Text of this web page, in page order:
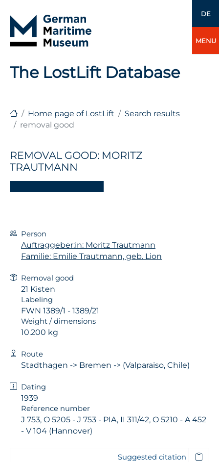
DE
MENU
The LostLift Database
Home page of LostLift
Search results
removal good
REMOVAL GOOD: MORITZ
TRAUTMANN
Person
Auftraggeber:in: Moritz Trautmann
Familie: Emilie Trautmann, geb. Lion
Removal good
21 Kisten
Labeling
FWN 1389/1 - 1389/21
Weight / dimensions
10.200 kg
Route
Stadthagen -> Bremen -> (Valparaiso, Chile)
Dating
1939
Reference number
J 753, O 5205 - J 753 - PIA, II 311/42, O 5210 - A 452
- V 104 (Hannover)
Suggested citation